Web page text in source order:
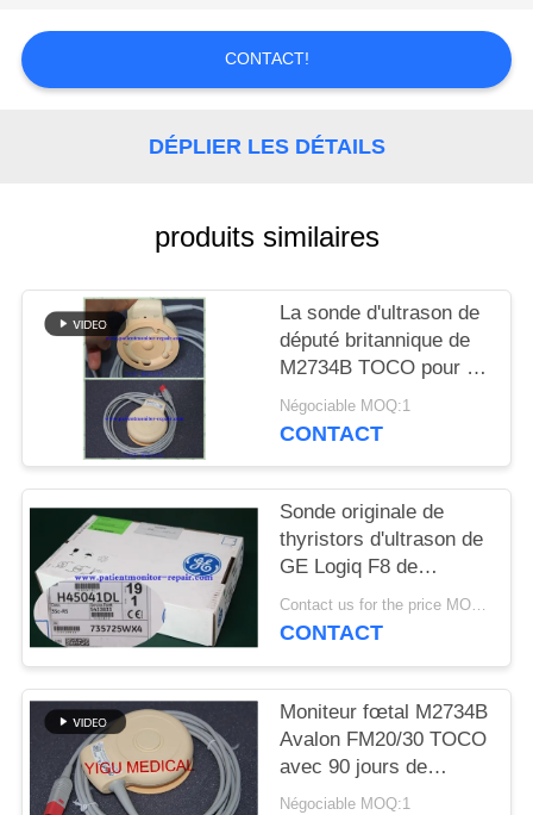
CONTRÔLE
CONTACTER
DEMANDEZ
UN DEVIS
NEWS
PLAN
DU
SITE
PRIVACY
POLICY
CONTACT!
DÉPLIER LES DÉTAILS
produits similaires
La sonde d'ultrason de
député britannique de
M2734B TOCO pour le
matériel médical partie
l'état d'Excellet
Négociable MOQ:1
CONTACT
Sonde originale de
thyristors d'ultrason de
GE Logiq F8 de
matériel médical
d'hôpital
Contact us for the price MOQ:1
CONTACT
Moniteur fœtal M2734B
Avalon FM20/30 TOCO
avec 90 jours de
garantie
Négociable MOQ:1